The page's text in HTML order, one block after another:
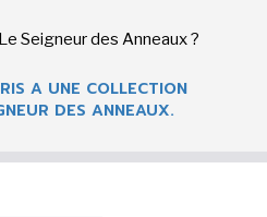
Seigneur des Anneaux ?
A UNE COLLECTION
DES ANNEAUX.